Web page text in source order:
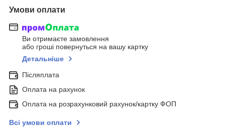
Умови оплати
Ви отримаєте замовлення
або гроші повернуться на вашу картку
Детальніше
Післяплата
Оплата на рахунок
Оплата на розрахунковий рахунок/картку ФОП
Всі умови оплати